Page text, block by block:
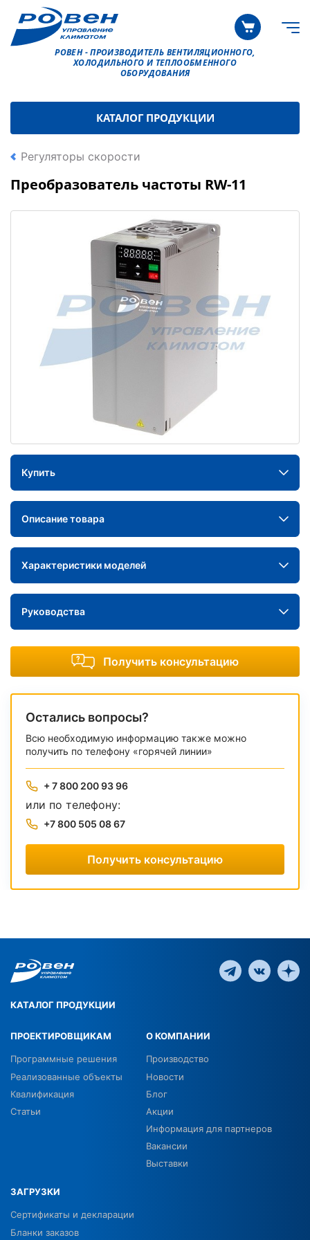
РОВЕН - ПРОИЗВОДИТЕЛЬ ВЕНТИЛЯЦИОННОГО,
ХОЛОДИЛЬНОГО И ТЕПЛООБМЕННОГО
ОБОРУДОВАНИЯ
КАТАЛОГ ПРОДУКЦИИ
Регуляторы скорости
Преобразователь частоты RW-11
Купить
Описание товара
Характеристики моделей
Руководства
Получить консультацию
Остались вопросы?
Всю необходимую информацию также можно
получить по телефону «горячей линии»
+ 7 800 200 93 96
или по телефону:
+7 800 505 08 67
Получить консультацию
КАТАЛОГ ПРОДУКЦИИ
ПРОЕКТИРОВЩИКАМ
Программные решения
Реализованные объекты
Квалификация
Статьи
О КОМПАНИИ
Производство
Новости
Блог
Акции
Информация для партнеров
Вакансии
Выставки
ЗАГРУЗКИ
Сертификаты и декларации
Бланки заказов